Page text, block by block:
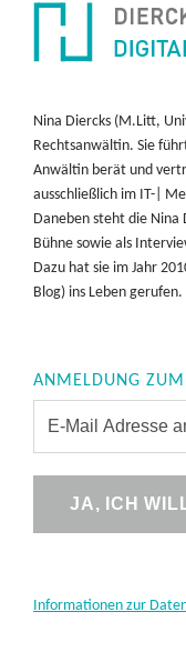
Nina Diercks (M.Litt,
Rechtsanwältin. Sie
Anwältin berät und
ausschließlich im IT-|
Daneben steht die Nina
Bühne sowie als
Dazu hat sie im Jahr
Blog) ins Leben gerufen.
ANMELDUNG ZUM
Informationen zur